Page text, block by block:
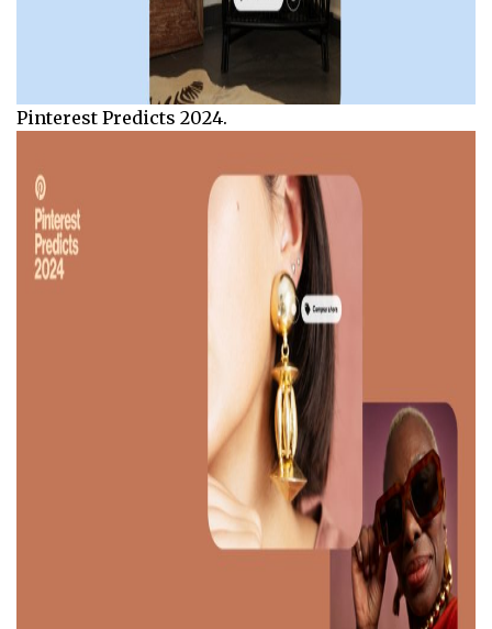
Pinterest Predicts 2024.